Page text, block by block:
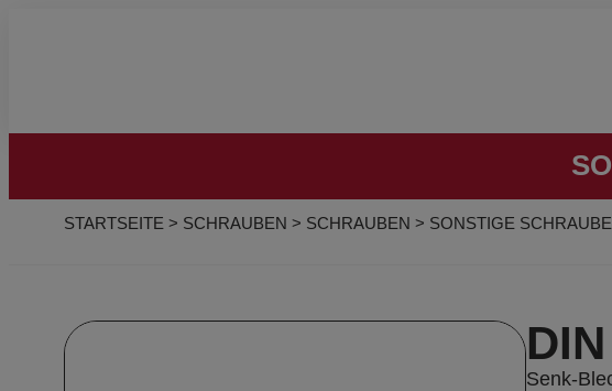
STARTSEITE > SCHRAUBEN > SCHRAUBEN > SONSTIGE
Senk-